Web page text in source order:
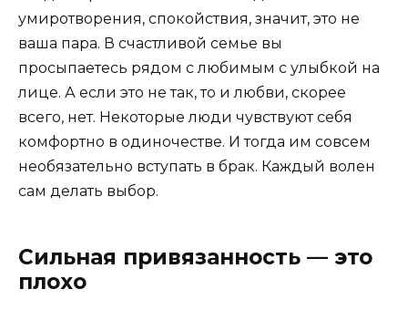
умиротворения, спокойствия, значит, это не
ваша пара. В счастливой семье вы
просыпаетесь рядом с любимым с улыбкой на
лице. А если это не так, то и любви, скорее
всего, нет. Некоторые люди чувствуют себя
комфортно в одиночестве. И тогда им совсем
необязательно вступать в брак. Каждый волен
сам делать выбор.
Сильная привязанность — это
плохо